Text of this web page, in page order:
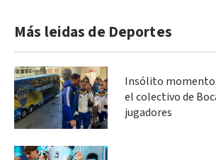
Más leidas de Deportes
Insólito
el colectivo de
jugadores